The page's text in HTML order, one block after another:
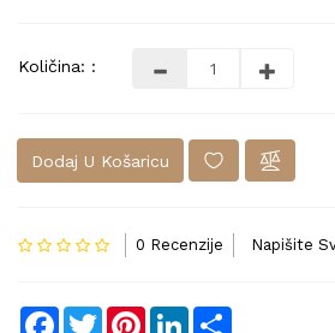
Količina: :
Dodaj U Košaricu
0 Recenzije Napišite
Facebook
TwitterPinterestLinkedIn